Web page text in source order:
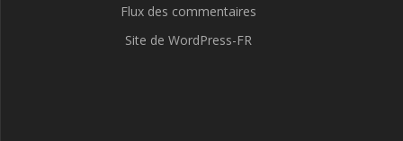
Flux des commentaires
Site de WordPress-FR